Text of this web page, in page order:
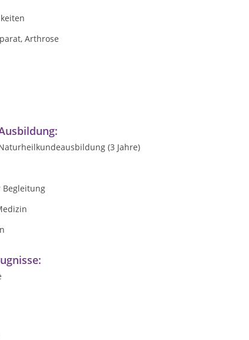
Arthrose
(3 Jahre)
Begleitung